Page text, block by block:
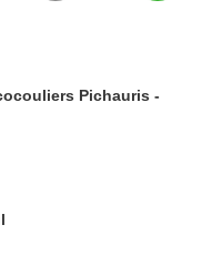
Pichauris -